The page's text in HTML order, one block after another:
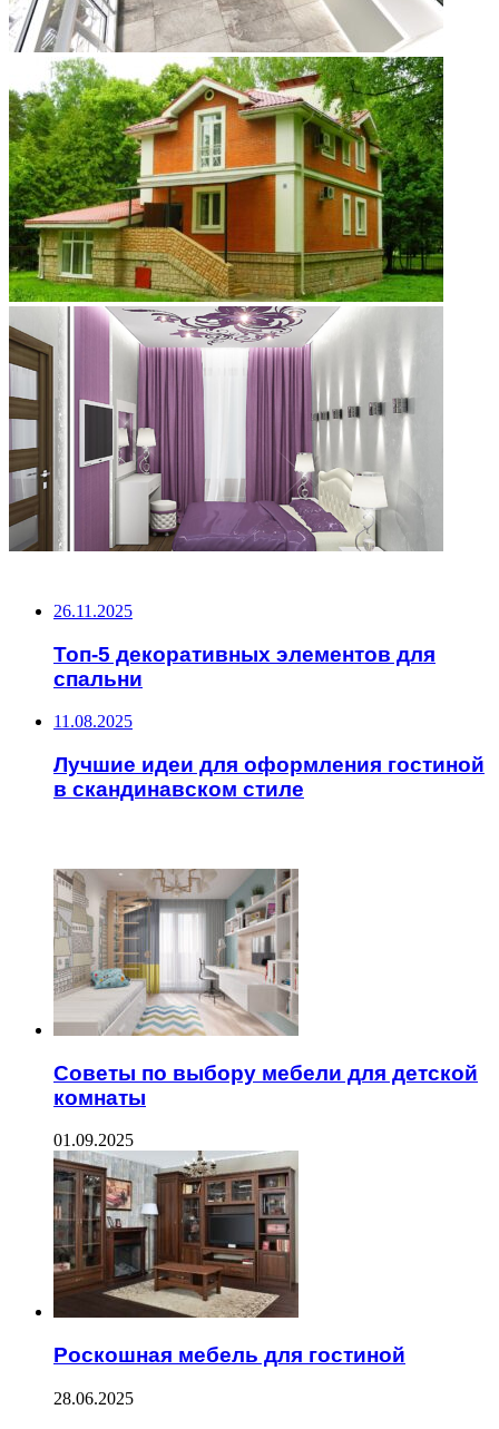
26.11.2025
Топ-5 декоративных элементов для
спальни
11.08.2025
Лучшие идеи для оформления гостиной
в скандинавском стиле
Советы по выбору мебели для детской
комнаты
01.09.2025
Роскошная мебель для гостиной
28.06.2025